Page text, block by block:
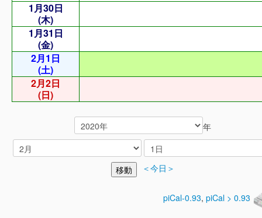
1月30日
(木)
1月31日
(金)
2月1日
(土)
2月2日
(日)
年
＜今日＞
piCal-0.93, piCal > 0.93